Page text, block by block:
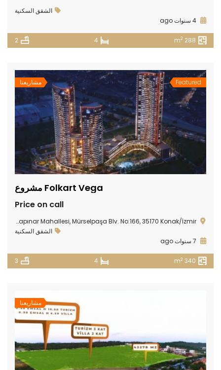
الشقق السكنية
288 m
2
4
2
Featured مشاريعنا
Folkart Vega مشروع
Price on call
alkapınar Mahallesi, Mürselpaşa Blv. No:166, 35170 Konak/İzmir
الشقق السكنية
340 m
2
4
3
مشاريعنا